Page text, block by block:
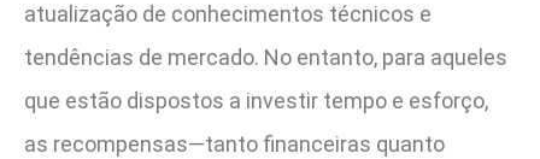
atualização de conhecimentos técnicos e
tendências de mercado. No entanto, para aqueles
que estão dispostos a investir tempo e esforço,
as recompensas—tanto financeiras quanto